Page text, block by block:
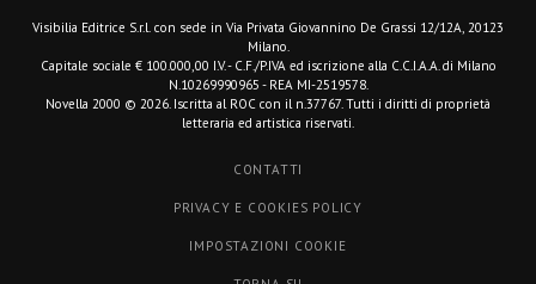
Visibilia Editrice S.r.l. con sede in Via Privata Giovannino De Grassi 12/12A, 20123
Milano.
Capitale sociale € 100.000,00 I.V. - C.F./P.IVA ed iscrizione alla C.C.I.A.A. di Milano
N.10269990965 - REA MI-2519578.
Novella 2000 © 2026. Iscritta al ROC con il n.37767. Tutti i diritti di proprietà
letteraria ed artistica riservati.
CONTATTI
PRIVACY E COOKIES POLICY
IMPOSTAZIONI COOKIE